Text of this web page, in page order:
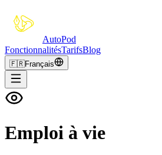
AutoPod
FonctionnalitésTarifsBlog
🇫🇷Français
Emploi à vie